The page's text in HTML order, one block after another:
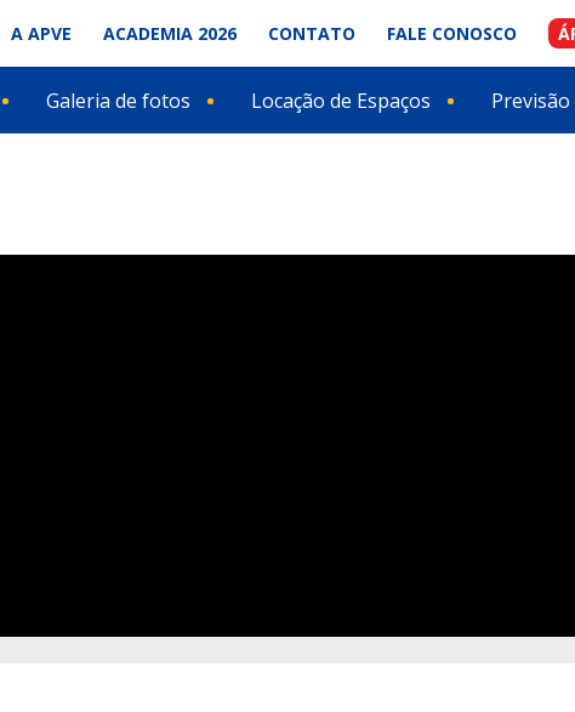
A APVE ACADEMIA 2026 CONTATO FALE CONOSCO
Galeria de fotos Locação de Espaços